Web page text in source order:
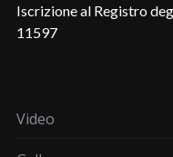
Iscrizione al Registro
11597
Video